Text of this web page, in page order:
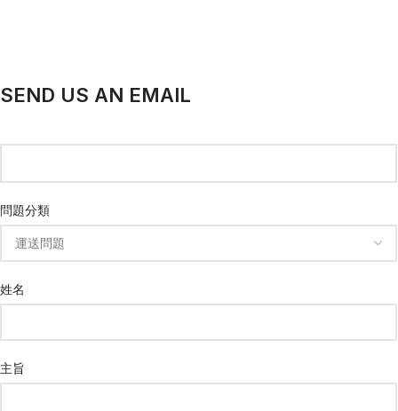
SEND US AN EMAIL
問題分類
姓名
主旨